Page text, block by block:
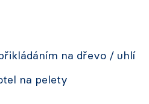
na dřevo / uhlí
na pelety